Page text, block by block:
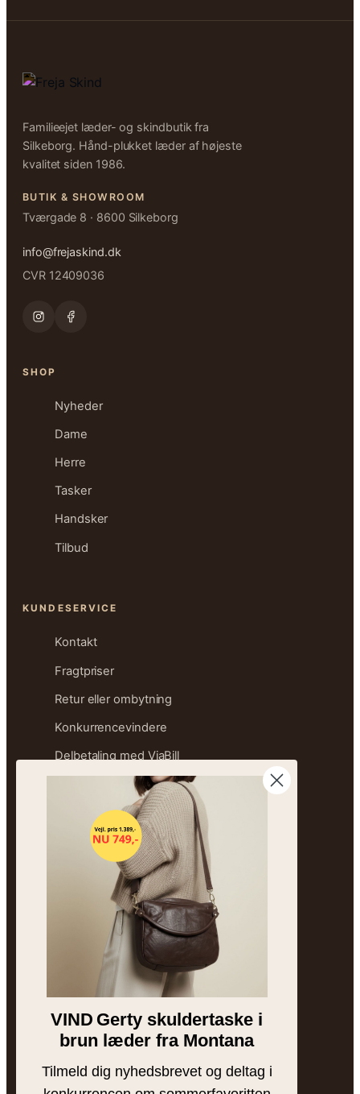
Familieejet læder- og skindbutik fra
Silkeborg. Hånd-plukket læder af højeste
kvalitet siden 1986.
BUTIK & SHOWROOM
Tværgade 8 · 8600 Silkeborg
info@frejaskind.dk
CVR 12409036
SHOP
Nyheder
Dame
Herre
Tasker
Handsker
Tilbud
KUNDESERVICE
Kontakt
Fragtpriser
Retur eller ombytning
Konkurrencevindere
Delbetaling med ViaBill
Størrelsesguide
Ofte stillede spørgsmål
Sitemap
Vores historie
Besøg butikken
Bytteguide
VIND Gerty skuldertaske i
brun læder fra Montana
Tilmeld dig nyhedsbrevet og deltag i